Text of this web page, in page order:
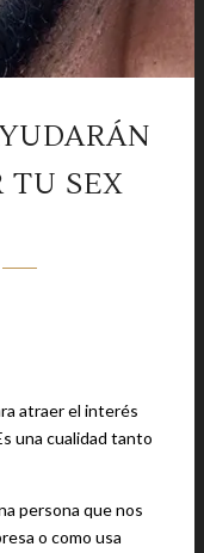
TU SEX
atraer el interés
una cualidad tanto
persona que nos
o como usa